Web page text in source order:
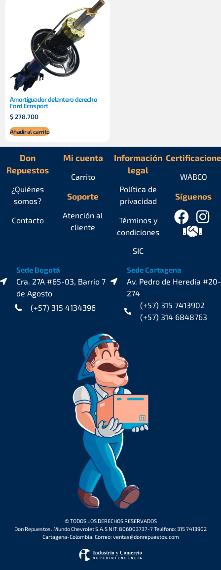
Amortiguador delantero derecho
Ford Ecosport
$278.700
Añadir al carrito
Don
Repuestos
¿Quiénes
somos?
Contacto
Mi cuenta
Carrito
Soporte
Atención al
cliente
Información
legal
Política de
privacidad
Términos y
condiciones
SIC
Síguenos
WABCO
Sede Bogotá
Cra. 27A #65-03, Barrio 7
de Agosto
(+57) 315 4134396
Sede Cartagena
Av. Pedro de Heredia #20-
274
(+57) 315 7413902
(+57) 314 6848763
© TODOS LOS DERECHOS RESERVADOS
Don Repuestos. Mundo Chevrolet S.A.S NIT: 806003737-7 Teléfono: 315 7413902
Cartagena-Colombia. Correo: ventas@donrepuestos.com